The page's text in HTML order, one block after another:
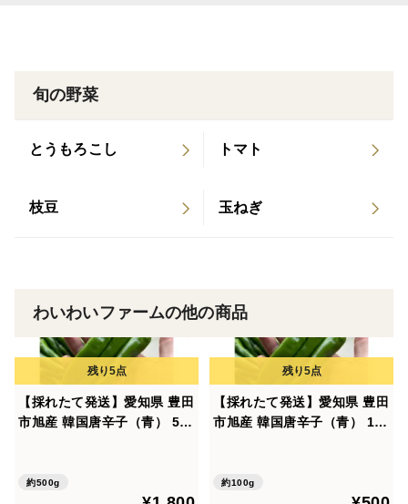
旬の野菜
とうもろこし トマト
枝豆 玉ねぎ
わいわいファームの他の商品
【採れたて発送】愛知県 豊田
市旭産 韓国唐辛子（青） 500
約500g
【採れたて発送】愛知県 豊田
市旭産 韓国唐辛子（青） 100
約100g